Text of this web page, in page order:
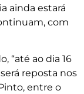
ainda estará
com
“até ao dia 16
reposta nos
entre o